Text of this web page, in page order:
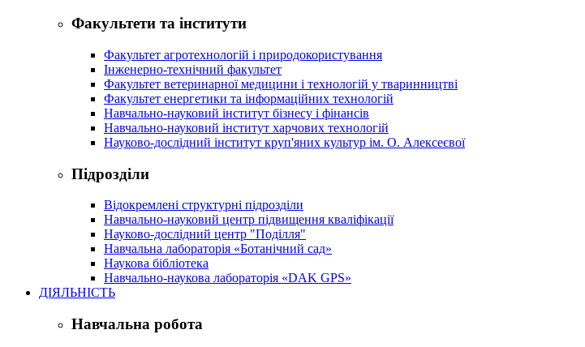
Факультети та інститути
Факультет агротехнологій і природокористування
Інженерно-технічний факультет
Факультет ветеринарної медицини і технологій у тваринництві
Факультет енергетики та інформаційних технологій
Навчально-науковий інститут бізнесу і фінансів
Навчально-науковий інститут харчових технологій
Науково-дослідний інститут круп'яних культур ім. О. Алексеєвої
Підрозділи
Відокремлені структурні підрозділи
Навчально-науковий центр підвищення кваліфікації
Науково-дослідний центр "Поділля"
Навчальна лабораторія «Ботанічний сад»
Наукова бібліотека
Навчально-наукова лабораторія «DAK GPS»
ДІЯЛЬНІСТЬ
Навчальна робота